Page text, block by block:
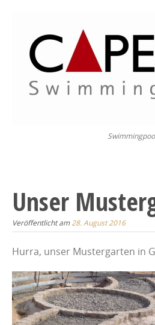
Unser
Veröffentlicht am28. August 2016
Hurra, unser Mustergarten in